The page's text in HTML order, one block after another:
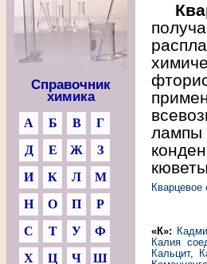
Справочник
химика
А Б В
Г
Д
Е Ж
З
И
К Л
М
Н
О П
Р
С
Т У
Ф
Х
Ц Ч
Ш
лампы
«К»:
Калия
Кальцит,